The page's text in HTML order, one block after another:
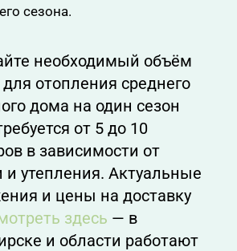
сезона.
необходимый объём
для отопления среднего
дома на один сезон
от 5 до 10
в зависимости от
утепления. Актуальные
и цены на доставку
здесь — в
и области работают